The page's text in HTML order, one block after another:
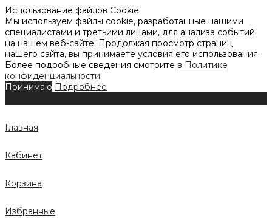
Использование файлов Cookie
Мы используем файлы cookie, разработанные нашими
специалистами и третьими лицами, для анализа событий
на нашем веб-сайте. Продолжая просмотр страниц
нашего сайта, вы принимаете условия его использования.
Более подробные сведения смотрите в Политике
конфиденциальности.
Принимаю Подробнее
Главная
Кабинет
Корзина
Избранные